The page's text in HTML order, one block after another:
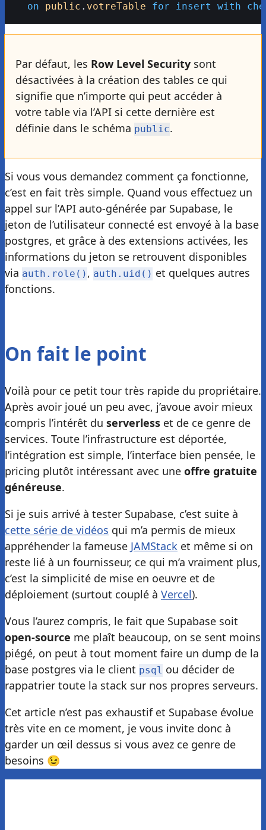
  on
public . votreTable for insert with
Par défaut, les Row Level Security sont
désactivées à la création des tables ce qui
signifie que n’importe qui peut accéder à
votre table via l’API si cette dernière est
définie dans le schéma public.
Si vous vous demandez comment ça fonctionne,
c’est en fait très simple. Quand vous effectuez un
appel sur l’API auto-générée par Supabase, le
jeton de l’utilisateur connecté est envoyé à la base
postgres, et grâce à des extensions activées, les
informations du jeton se retrouvent disponibles
via auth.role() , auth.uid() et quelques autres
fonctions.
On fait le point
Voilà pour ce petit tour très rapide du propriétaire.
Après avoir joué un peu avec, j’avoue avoir mieux
compris l’intérêt du serverless et de ce genre de
services. Toute l’infrastructure est déportée,
l’intégration est simple, l’interface bien pensée, le
pricing plutôt intéressant avec une offre gratuite
généreuse.
Si je suis arrivé à tester Supabase, c’est suite à
cette série de vidéos qui m’a permis de mieux
appréhender la fameuse JAMStack et même si on
reste lié à un fournisseur, ce qui m’a vraiment plus,
c’est la simplicité de mise en oeuvre et de
déploiement (surtout couplé à Vercel).
Vous l’aurez compris, le fait que Supabase soit
open-source me plaît beaucoup, on se sent moins
piégé, on peut à tout moment faire un dump de la
base postgres via le client psql ou décider de
rappatrier toute la stack sur nos propres serveurs.
Cet article n’est pas exhaustif et Supabase évolue
très vite en ce moment, je vous invite donc à
garder un œil dessus si vous avez ce genre de
besoins 😉